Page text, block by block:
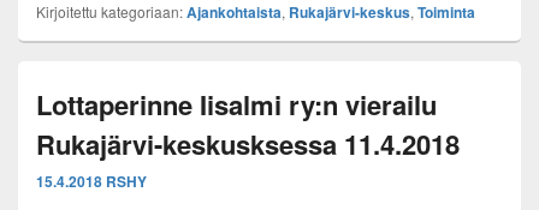
Kirjoitettu kategoriaan:Ajankohtaista, Rukajärvi-keskus, Toiminta
Lottaperinne Iisalmi ry:n vierailu
Rukajärvi-keskusksessa 11.4.2018
15.4.2018 RSHY